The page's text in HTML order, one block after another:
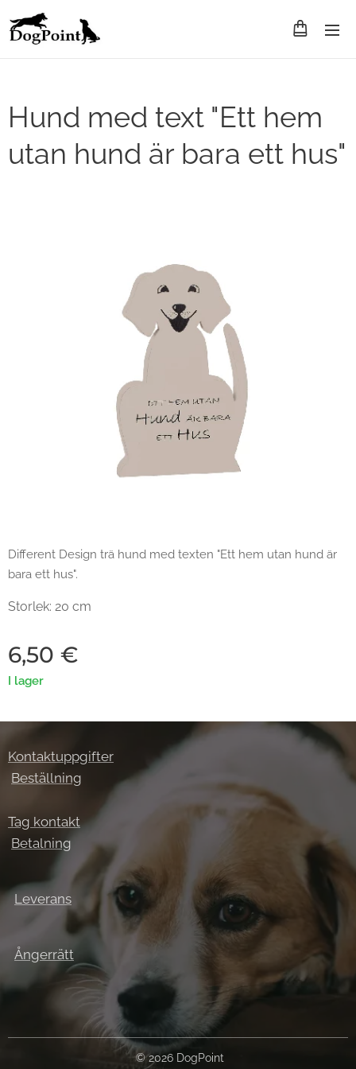
Hund med text "Ett hem
utan hund är bara ett hus"
Different Design trä hund med texten "Ett hem utan hund är
bara ett hus".
Storlek: 20 cm
6,50 €
I lager
Kontaktuppgifter
Beställning
Tag kontakt
Betalning
Leverans
Ångerrätt
© 2026 DogPoint